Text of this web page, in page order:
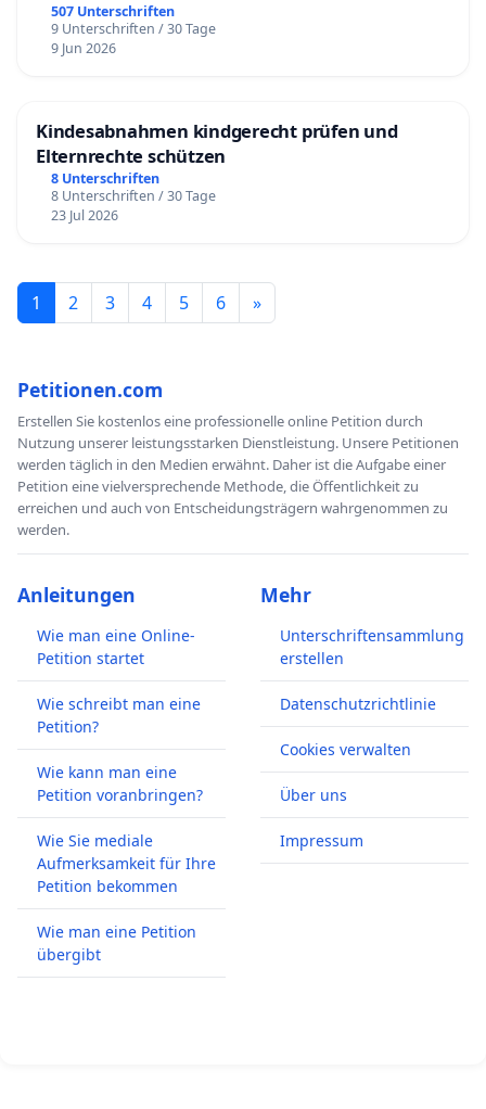
507 Unterschriften
9 Unterschriften / 30 Tage
9 Jun 2026
Kindesabnahmen kindgerecht prüfen und
Elternrechte schützen
8 Unterschriften
8 Unterschriften / 30 Tage
23 Jul 2026
1 2 3 4 5 6 »
Petitionen.com
Erstellen Sie kostenlos eine professionelle online Petition durch
Nutzung unserer leistungsstarken Dienstleistung. Unsere Petitionen
werden täglich in den Medien erwähnt. Daher ist die Aufgabe einer
Petition eine vielversprechende Methode, die Öffentlichkeit zu
erreichen und auch von Entscheidungsträgern wahrgenommen zu
werden.
Anleitungen
Wie man eine Online-
Petition startet
Wie schreibt man eine
Petition?
Wie kann man eine
Petition voranbringen?
Wie Sie mediale
Aufmerksamkeit für Ihre
Petition bekommen
Wie man eine Petition
übergibt
Mehr
Unterschriftensammlung
erstellen
Datenschutzrichtlinie
Cookies verwalten
Über uns
Impressum